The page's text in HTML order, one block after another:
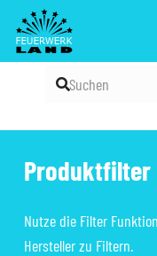
Ganzjährig frei
Ganzjährig frei
Produktfilter
Nutze die Filter
Hersteller zu Filtern.